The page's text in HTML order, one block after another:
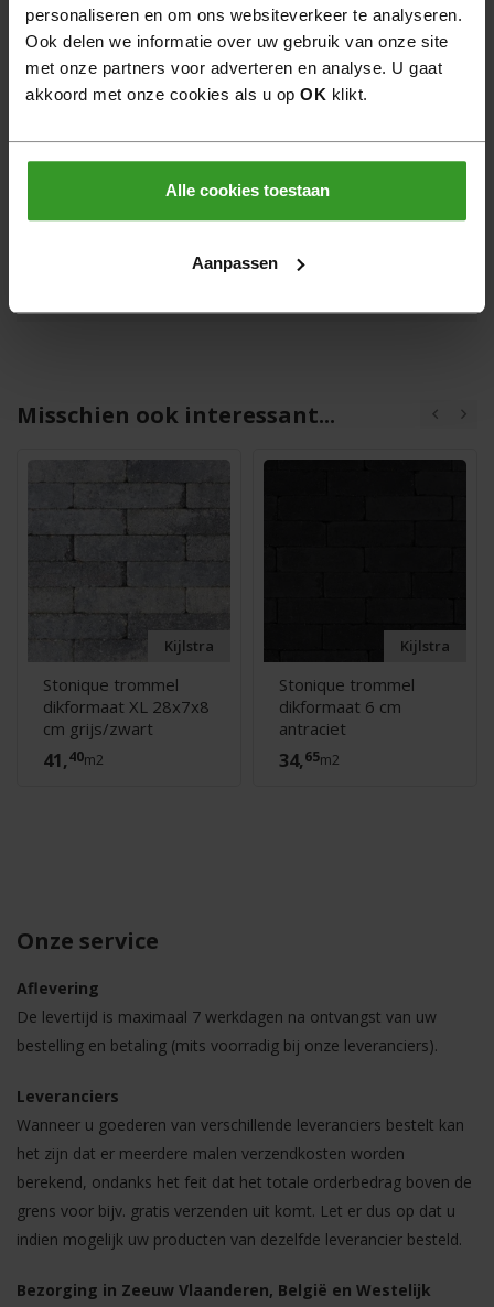
personaliseren en om ons websiteverkeer te analyseren.
Ook delen we informatie over uw gebruik van onze site
met onze partners voor adverteren en analyse. U gaat
akkoord met onze cookies als u op OK klikt.
Alle cookies toestaan
Aanpassen
Neem
Bel0522 - 462 462
Gratis verzending boven €950,- goederenwaarde
Binnen 30 dagen retourneren
6 dagen per week bereikbaar
Veilig online betalen
Misschien ook interessant...
Kijlstra
Stonique trommel
dikformaat XL 28x7x8
cm grijs/zwart
41,40m2
Kijlstra
Stonique trommel
dikformaat 6 cm
antraciet
34,65m2
Onze service
Aflevering
De levertijd is maximaal 7 werkdagen na ontvangst van uw
bestelling en betaling (mits voorradig bij onze leveranciers).
Leveranciers
Wanneer u goederen van verschillende leveranciers bestelt kan
het zijn dat er meerdere malen verzendkosten worden
berekend, ondanks het feit dat het totale orderbedrag boven de
grens voor bijv. gratis verzenden uit komt. Let er dus op dat u
indien mogelijk uw producten van dezelfde leverancier besteld.
Bezorging in Zeeuw Vlaanderen, België en Westelijk